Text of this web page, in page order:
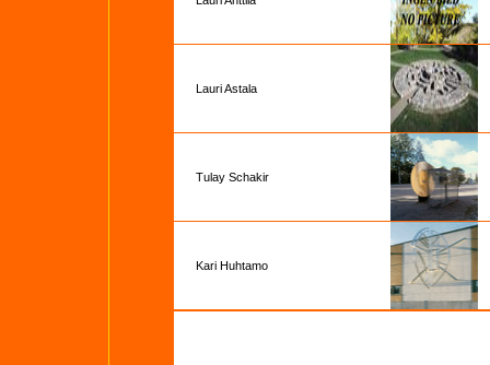
Lauri Astala
Tulay Schakir
Kari Huhtamo